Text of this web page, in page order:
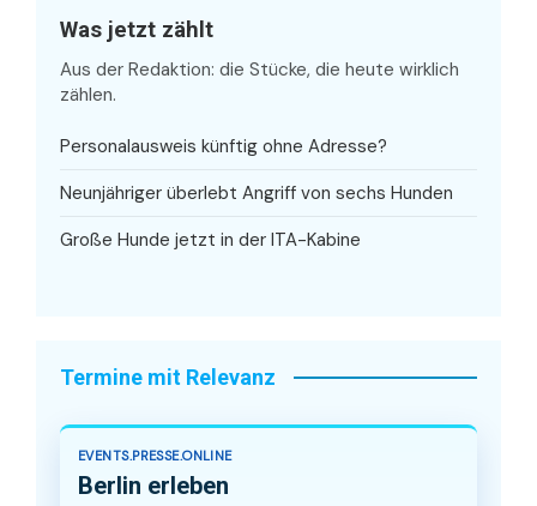
Was jetzt zählt
Aus der Redaktion: die Stücke, die heute wirklich
zählen.
Personalausweis künftig ohne Adresse?
Neunjähriger überlebt Angriff von sechs Hunden
Große Hunde jetzt in der ITA-Kabine
Termine mit Relevanz
EVENTS.PRESSE.ONLINE
Berlin erleben